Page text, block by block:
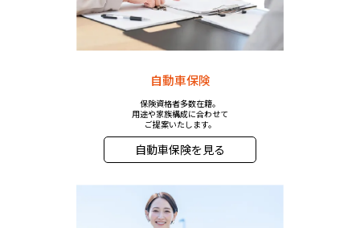
自動車保険
保険資格者多数在籍。
用途や家族構成に合わせて
ご提案いたします。
自動車保険を見る